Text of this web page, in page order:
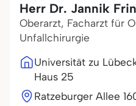
Herr Dr. Jannik
Oberarzt, Facharzt für
Unfallchirurgie
Universität zu
Haus 25
Ratzeburger Allee